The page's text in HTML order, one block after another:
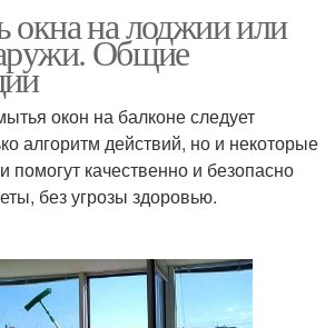
окна на лоджии или
Общие
окон на балконе следует
алгоритм действий, но и некоторые
помогут качественно и безопасно
без угрозы здоровью.